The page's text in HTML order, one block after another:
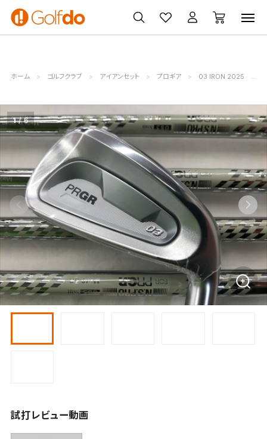
ゴルフ
クラブ
ゴルフ用品
買取
無料査定
クーポン
一覧
ホーム ゴルフクラブ アイアンセット プロギア 03 IRON 2025
1 6
試打レビュー動画